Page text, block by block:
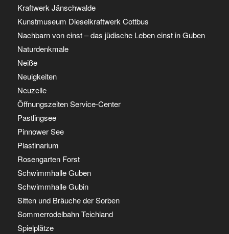
Kraftwerk Jänschwalde
Kunstmuseum Dieselkraftwerk Cottbus
Nachbarn von einst – das jüdische Leben einst in Guben
Naturdenkmale
Neiße
Neuigkeiten
Neuzelle
Öffnungszeiten Service-Center
Pastlingsee
Pinnower See
Plastinarium
Rosengarten Forst
Schwimmhalle Guben
Schwimmhalle Gubin
Sitten und Bräuche der Sorben
Sommerrodelbahn Teichland
Spielplätze